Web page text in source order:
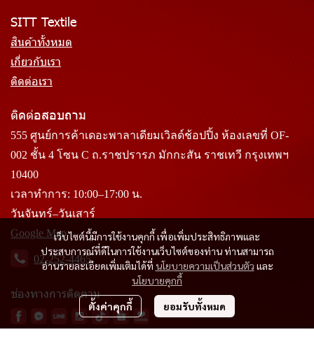
เว็บไซต์นี้มีการใช้งานคุกกี้ เพื่อเพิ่มประสิทธิภาพและ
ประสบการณ์ที่ดีในการใช้งานเว็บไซต์ของท่าน ท่านสามารถ
อ่านรายละเอียดเพิ่มเติมได้ที่ นโยบายความเป็นส่วนตัว และ
นโยบายคุกกี้
ตั้งค่าคุกกี้ ยอมรับทั้งหมด
SITT Textile
สินค้าทั้งหมด
เกี่ยวกับเรา
ติดต่อเรา
ติดต่อสอบถาม
555 ศูนย์การค้าเดอะพาลาเดียมเวิลด์ช้อปปิ้ง ห้องเลขที่ OF-
002 ชั้น 4 โซน C ถ.ราชปรารภ มักกะสัน ราชเทวี กรุงเทพฯ
10400
เวลาทำการ: 10:00–17:00 น.
วันจันทร์–วันเสาร์
Google Map
02-252-4465
ช่องทางการติดตาม